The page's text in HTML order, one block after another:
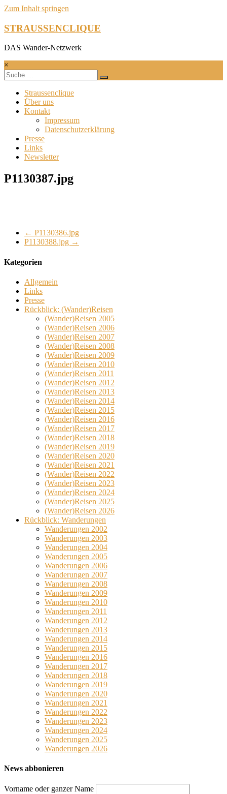
Zum Inhalt springen
STRAUSSENCLIQUE
DAS Wander-Netzwerk
×
Straussenclique
Über uns
Kontakt
Impressum
Datenschutzerklärung
Presse
Links
Newsletter
P1130387.jpg
← P1130386.jpg
P1130388.jpg →
Kategorien
Allgemein
Links
Presse
Rückblick: (Wander)Reisen
(Wander)Reisen 2005
(Wander)Reisen 2006
(Wander)Reisen 2007
(Wander)Reisen 2008
(Wander)Reisen 2009
(Wander)Reisen 2010
(Wander)Reisen 2011
(Wander)Reisen 2012
(Wander)Reisen 2013
(Wander)Reisen 2014
(Wander)Reisen 2015
(Wander)Reisen 2016
(Wander)Reisen 2017
(Wander)Reisen 2018
(Wander)Reisen 2019
(Wander)Reisen 2020
(Wander)Reisen 2021
(Wander)Reisen 2022
(Wander)Reisen 2023
(Wander)Reisen 2024
(Wander)Reisen 2025
(Wander)Reisen 2026
Rückblick: Wanderungen
Wanderungen 2002
Wanderungen 2003
Wanderungen 2004
Wanderungen 2005
Wanderungen 2006
Wanderungen 2007
Wanderungen 2008
Wanderungen 2009
Wanderungen 2010
Wanderungen 2011
Wanderungen 2012
Wanderungen 2013
Wanderungen 2014
Wanderungen 2015
Wanderungen 2016
Wanderungen 2017
Wanderungen 2018
Wanderungen 2019
Wanderungen 2020
Wanderungen 2021
Wanderungen 2022
Wanderungen 2023
Wanderungen 2024
Wanderungen 2025
Wanderungen 2026
News abbonieren
Vorname oder ganzer Name